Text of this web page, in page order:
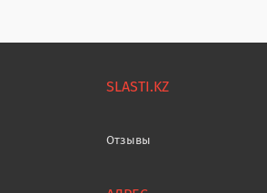
SLASTI.KZ
Отзывы